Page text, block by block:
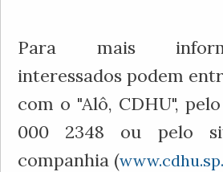
Para mais
interessados podem
com o "Alô, CDHU",
000 2348 ou pelo
companhia (